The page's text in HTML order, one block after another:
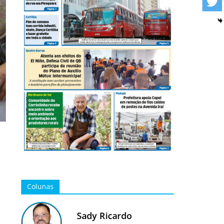
Colunas
Sady Ricardo